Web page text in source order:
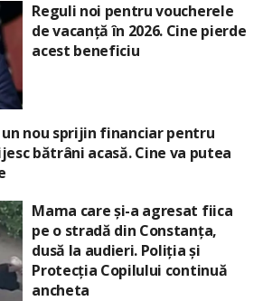
Reguli noi pentru voucherele
de vacanță în 2026. Cine pierde
acest beneficiu
nou sprijin financiar pentru
bătrâni acasă. Cine va putea
Mama care și-a agresat fiica
pe o stradă din Constanța,
dusă la audieri. Poliția și
Protecția Copilului continuă
ancheta